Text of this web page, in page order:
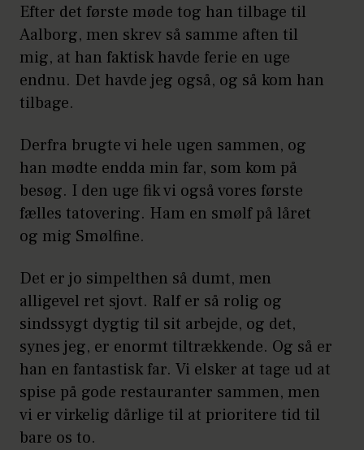
Efter det første møde tog han tilbage til
Aalborg, men skrev så samme aften til
mig, at han faktisk havde ferie en uge
endnu. Det havde jeg også, og så kom han
tilbage.
Derfra brugte vi hele ugen sammen, og
han mødte endda min far, som kom på
besøg. I den uge fik vi også vores første
fælles tatovering. Ham en smølf på låret
og mig Smølfine.
Det er jo simpelthen så dumt, men
alligevel ret sjovt. Ralf er så rolig og
sindssygt dygtig til sit arbejde, og det,
synes jeg, er enormt tiltrækkende. Og så er
han en fantastisk far. Vi elsker at tage ud at
spise på gode restauranter sammen, men
vi er virkelig dårlige til at prioritere tid til
bare os to.